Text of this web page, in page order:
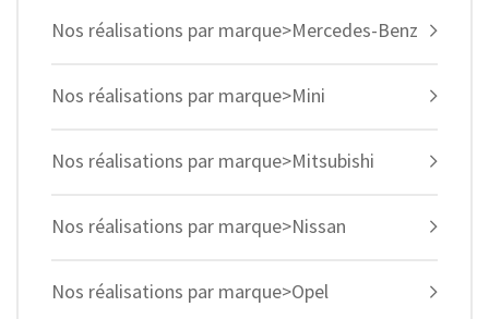
Nos réalisations par marque>Mercedes-Benz
Nos réalisations par marque>Mini
Nos réalisations par marque>Mitsubishi
Nos réalisations par marque>Nissan
Nos réalisations par marque>Opel